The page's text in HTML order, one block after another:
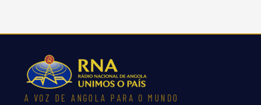
A VOZ DE ANGOLA PARA O MUNDO